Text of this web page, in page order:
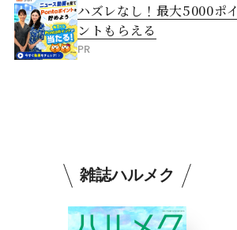
ハズレなし！最大5000ポイ
ントもらえる
PR
雑誌ハルメク